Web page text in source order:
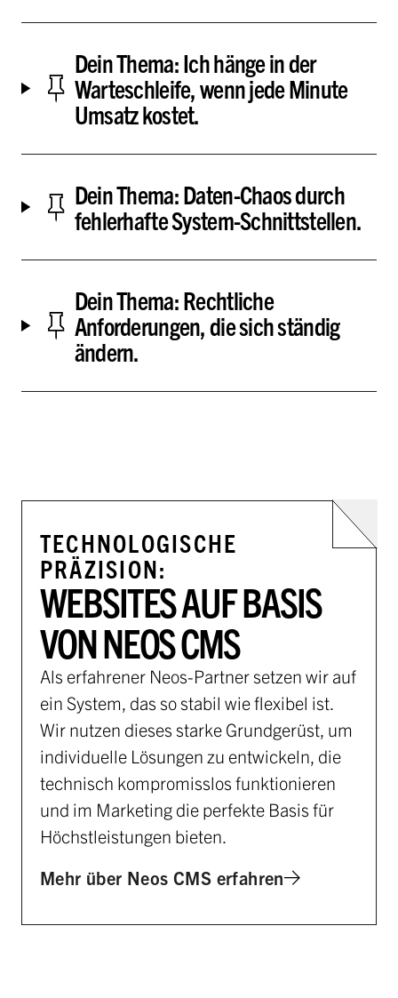
Dein Thema: Ich hänge in der
Warteschleife, wenn jede Minute
Umsatz kostet.
Dein Thema: Daten-Chaos durch
fehlerhafte System-Schnittstellen.
Dein Thema: Rechtliche
Anforderungen, die sich ständig
ändern.
WEBSITES AUF BASIS
VON NEOS CMS
TECHNOLOGISCHE
PRÄZISION:
Als erfahrener Neos-Partner setzen wir auf
ein System, das so stabil wie flexibel ist.
Wir nutzen dieses starke Grundgerüst, um
individuelle Lösungen zu entwickeln, die
technisch kompromisslos funktionieren
und im Marketing die perfekte Basis für
Höchstleistungen bieten.
Mehr über Neos CMS erfahren